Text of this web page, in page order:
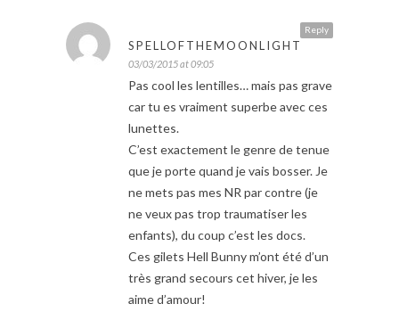
Reply
SPELLOFTHEMOONLIGHT
03/03/2015 at 09:05
Pas cool les lentilles… mais pas grave
car tu es vraiment superbe avec ces
lunettes.
C’est exactement le genre de tenue
que je porte quand je vais bosser. Je
ne mets pas mes NR par contre (je
ne veux pas trop traumatiser les
enfants), du coup c’est les docs.
Ces gilets Hell Bunny m’ont été d’un
très grand secours cet hiver, je les
aime d’amour!